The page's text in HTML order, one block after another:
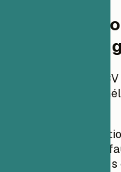
Vérifiez le
Directrice de
Téléchargez votre
score ATS et des
Sans
Privé par
Moins de 30